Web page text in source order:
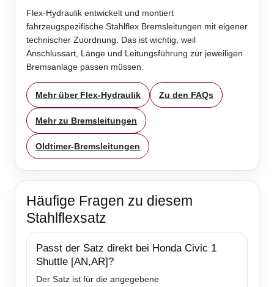
Flex-Hydraulik entwickelt und montiert
fahrzeugspezifische Stahlflex Bremsleitungen mit eigener
technischer Zuordnung. Das ist wichtig, weil
Anschlussart, Länge und Leitungsführung zur jeweiligen
Bremsanlage passen müssen.
Mehr über Flex-Hydraulik Zu den FAQs
Mehr zu Bremsleitungen
Oldtimer-Bremsleitungen
Häufige Fragen zu diesem
Stahlflexsatz
Passt der Satz direkt bei Honda Civic 1
Shuttle [AN,AR]?
Der Satz ist für die angegebene